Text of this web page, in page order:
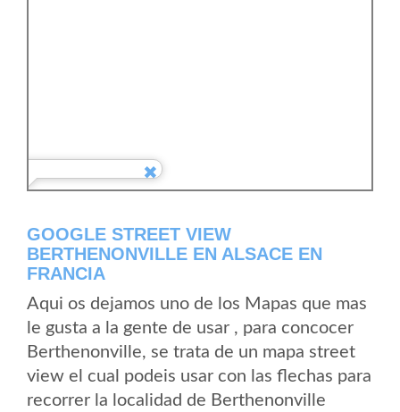
GOOGLE STREET VIEW
BERTHENONVILLE EN ALSACE EN
FRANCIA
Aqui os dejamos uno de los Mapas que mas
le gusta a la gente de usar , para concocer
Berthenonville, se trata de un mapa street
view el cual podeis usar con las flechas para
recorrer la localidad de Berthenonville